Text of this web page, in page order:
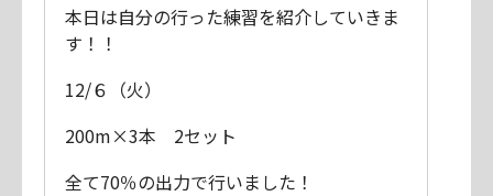
本日は自分の行った練習を紹介していきま
す！！
12/６（火）
200m×3本 2セット
全て70％の出力で行いました！